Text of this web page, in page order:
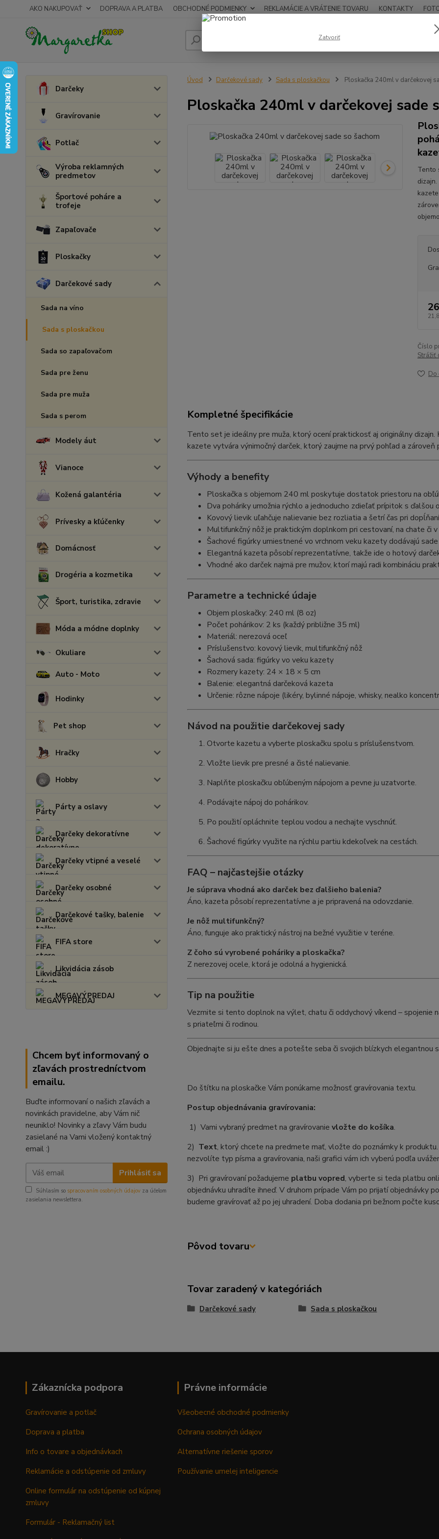
AKO NAKUPOVAŤ DOPRAVA A PLATBA OBCHODNÉ PODMIENKY REKLAMÁCIE A VRÁTENIE TOVARU KONTAKTY
Hľadať
Darčeky
Gravírovanie
Potlač
Výroba reklamných
predmetov
Športové poháre a
trofeje
Zapaľovače
Ploskačky
Darčekové sady
Sada na víno
Sada s ploskačkou
Sada so zapaľovačom
Sada pre ženu
Sada pre muža
Sada s perom
Modely áut
Vianoce
Kožená galantéria
Prívesky a kľúčenky
Domácnosť
Drogéria a kozmetika
Šport, turistika, zdravie
Móda a módne doplnky
Okuliare
Auto - Moto
Hodinky
Pet shop
Hračky
Hobby
Párty a oslavy
Darčeky dekoratívne
Darčeky vtipné a veselé
Darčeky osobné
Darčekové tašky, balenie
FIFA store
Likvidácia zásob
MEGAVÝPREDAJ
Chcem byť informovaný o
zľavách prostredníctvom
emailu.
Buďte informovaní o našich zľavách a
novinkách pravidelne, aby Vám nič
neuniklo! Novinky a zľavy Vám budu
zasielané na Vami vložený kontaktný
email :)
Prihlásiť sa
Súhlasím so spracovaním osobných údajov za účelom
zasielania newslettera.
Úvod Darčekové sady Sada s ploskačkou Ploskačka 240ml v darčekovej
Ploskačka 240ml v darčekovej sade
Tento
Číslo
Strážiť
Do
Kompletné špecifikácie
Tento set je ideálny pre muža, ktorý ocení praktickosť aj originálny dizajn.
kazete vytvára výnimočný darček, ktorý zaujme na prvý pohľad a zároveň
Výhody a benefity
Ploskačka s objemom 240 ml poskytuje dostatok priestoru na
Dva poháriky umožnia rýchlo a jednoducho zdieľať prípitok s ďalšou
Kovový lievik uľahčuje nalievanie bez rozliatia a šetrí čas pri
Multifunkčný nôž je praktickým doplnkom pri cestovaní, na chate či
Šachové figúrky umiestnené vo vrchnom veku kazety dodávajú
Elegantná kazeta pôsobí reprezentatívne, takže ide o hotový
Vhodné ako darček najmä pre mužov, ktorí majú radi kombináciu
Parametre a technické údaje
Objem ploskačky: 240 ml (8 oz)
Počet pohárikov: 2 ks (každý približne 35 ml)
Materiál: nerezová oceľ
Príslušenstvo: kovový lievik, multifunkčný nôž
Šachová sada: figúrky vo veku kazety
Rozmery kazety: 24 × 18 × 5 cm
Balenie: elegantná darčeková kazeta
Určenie: rôzne nápoje (likéry, bylinné nápoje, whisky, nealko
Návod na použitie darčekovej sady
Otvorte kazetu a vyberte ploskačku spolu s príslušenstvom.
Vložte lievik pre presné a čisté nalievanie.
Naplňte ploskačku obľúbeným nápojom a pevne ju uzatvorte.
Podávajte nápoj do pohárikov.
Po použití opláchnite teplou vodou a nechajte vyschnúť.
Šachové figúrky využite na rýchlu partiu kdekoľvek na cestách.
FAQ – najčastejšie otázky
Je súprava vhodná ako darček bez ďalšieho balenia?
Áno, kazeta pôsobí reprezentatívne a je pripravená na odovzdanie.
Je nôž multifunkčný?
Áno, funguje ako praktický nástroj na bežné využitie v teréne.
Z čoho sú vyrobené poháriky a ploskačka?
Z nerezovej ocele, ktorá je odolná a hygienická.
Tip na použitie
Vezmite si tento doplnok na výlet, chatu či oddychový víkend – spojenie
s priateľmi či rodinou.
Objednajte si ju ešte dnes a potešte seba či svojich blízkych elegantnou
Do štítku na ploskačke Vám ponúkame možnosť gravírovania textu.
Postup objednávania gravírovania:
1) Vami vybraný predmet na gravírovanie vložte do košíka.
2) Text, ktorý chcete na predmete mať, vložte do poznámky k
nezvolíte typ písma a gravírovania, naši grafici vám ich vyberú podľa
3) Pri gravírovaní požadujeme platbu vopred, vyberte si teda platbu
objednávku uhradíte ihneď. V druhom prípade Vám po prijatí objednávky
budeme gravírovať až po jej uhradení. Doba dodania pri bežnom počte
Pôvod tovaru
Tovar zaradený v kategóriách
Darčekové sady Sada s ploskačkou
Zákaznícka podpora
Gravírovanie a potlač
Doprava a platba
Info o tovare a objednávkach
Reklamácie a odstúpenie od zmluvy
Online formulár na odstúpenie od kúpnej
zmluvy
Formulár - Reklamačný list
Právne informácie
Všeobecné obchodné podmienky
Ochrana osobných údajov
Alternatívne riešenie sporov
Používanie umelej inteligencie
Zatvoriť